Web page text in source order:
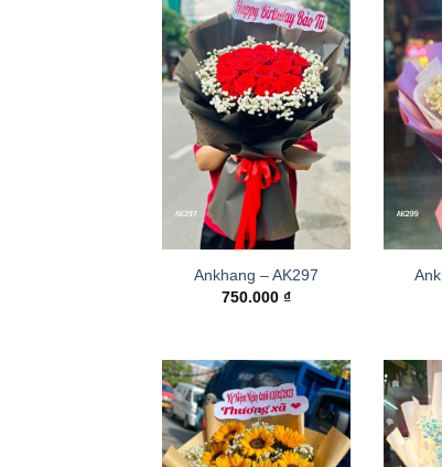
Ankhang – AK297
750.000 ₫